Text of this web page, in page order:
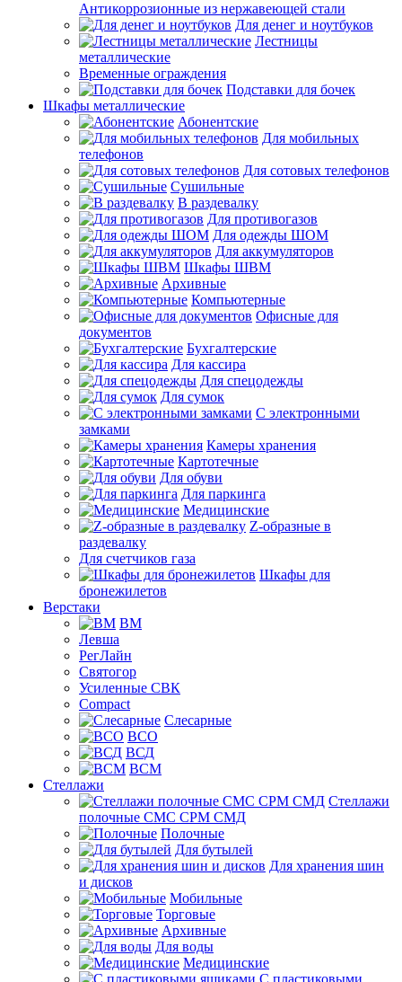
Антикоррозионные из нержавеющей стали
Для денег и ноутбуков
Лестницы
металлические
Временные ограждения
Подставки для бочек
Шкафы металлические
Абонентские
Для мобильных
телефонов
Для сотовых телефонов
Сушильные
В раздевалку
Для противогазов
Для одежды ШОМ
Для аккумуляторов
Шкафы ШВМ
Архивные
Компьютерные
Офисные для
документов
Бухгалтерские
Для кассира
Для спецодежды
Для сумок
С электронными
замками
Камеры хранения
Картотечные
Для обуви
Для паркинга
Медицинские
Z-образные в
раздевалку
Для счетчиков газа
Шкафы для
бронежилетов
Верстаки
ВМ
Левша
РегЛайн
Святогор
Усиленные СВК
Compact
Слесарные
ВСО
ВСД
ВСМ
Стеллажи
Стеллажи
полочные СМС СРМ СМД
Полочные
Для бутылей
Для хранения шин
и дисков
Мобильные
Торговые
Архивные
Для воды
Медицинские
С пластиковыми